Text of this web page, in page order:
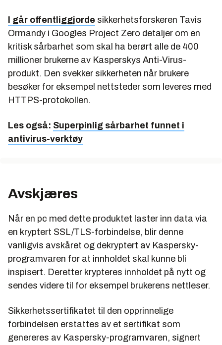
I går offentliggjorde sikkerhetsforskeren Tavis
Ormandy i Googles Project Zero detaljer om en
kritisk sårbarhet som skal ha berørt alle de 400
millioner brukerne av Kasperskys Anti-Virus-
produkt. Den svekker sikkerheten når brukere
besøker for eksempel nettsteder som leveres med
HTTPS-protokollen.
Les også: Superpinlig sårbarhet funnet i
antivirus-verktøy
Avskjæres
Når en pc med dette produktet laster inn data via
en kryptert SSL/TLS-forbindelse, blir denne
vanligvis avskåret og dekryptert av Kaspersky-
programvaren for at innholdet skal kunne bli
inspisert. Deretter krypteres innholdet på nytt og
sendes videre til for eksempel brukerens nettleser.
Sikkerhetssertifikatet til den opprinnelige
forbindelsen erstattes av et sertifikat som
genereres av Kaspersky-programvaren, signert